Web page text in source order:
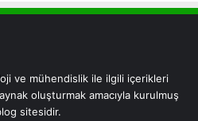
ve mühendislik ile ilgili içerikleri
oluşturmak amacıyla kurulmuş
sitesidir.